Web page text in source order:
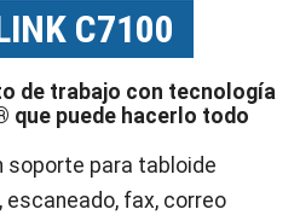
C7100
de trabajo con tecnología
que puede hacerlo todo
soporte para tabloide
escaneado, fax, correo